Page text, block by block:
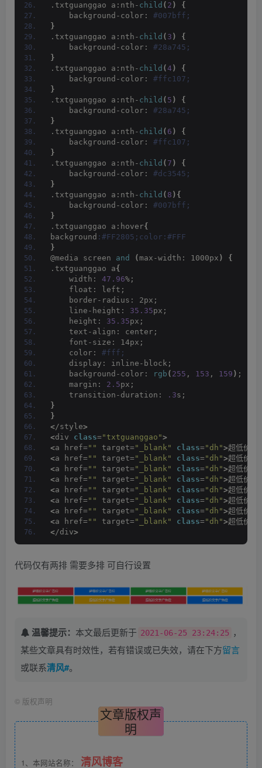
.txtguanggao a:nth- child ( 2 )
{
    background-color:
#007bff;
}
.txtguanggao a:nth- child ( 3 )
{
    background-color:
#28a745;
}
.txtguanggao a:nth- child ( 4 )
{
    background-color:
#ffc107;
}
.txtguanggao a:nth- child ( 5 )
{
    background-color:
#28a745;
}
.txtguanggao a:nth- child ( 6 )
{
    background-color:
#ffc107;
}
.txtguanggao a:nth- child ( 7 )
{
    background-color:
#dc3545;
}
.txtguanggao a:nth- child ( 8 ){
    background-color:
#007bff;
}
.txtguanggao a:hover{
background :#FF2805;color:#FFF
}
@media screen and ( max-width: 1000px )
{
.txtguanggao a{
    width:
47.96%;
    float: left;
    border-radius: 2px;
    line-height:
35.35px;
    height:
35.35px;
    text-align: center;
    font-size: 14px;
    color:
#fff;
    display: inline-block;
    background-color:
rgb ( 255 , 153 , 159 ) ;
    margin:
2.5px;
    transition-duration:
.3s;
}
}
</style>
<div class="txtguanggao">
<a href="" target="_blank" class="dh">超低价文
<a href="" target="_blank" class="dh">超低价文
<a href="" target="_blank" class="dh">超低价文
<a href="" target="_blank" class="dh">超低价文
<a href="" target="_blank" class="dh">超低价文
<a href="" target="_blank" class="dh">超低价文
<a href="" target="_blank" class="dh">超低价文
<a href="" target="_blank" class="dh">超低价文
</div>
代码仅有两排 需要多排 可自行设置
温馨提示： 本文最后更新于 2021-06-25 23:24:25
，
某些文章具有时效性，若有错误或已失效，请在下方留言
或联系清风#。
© 版权声明
文章版权声
明
1、本网站名称： 清风博客